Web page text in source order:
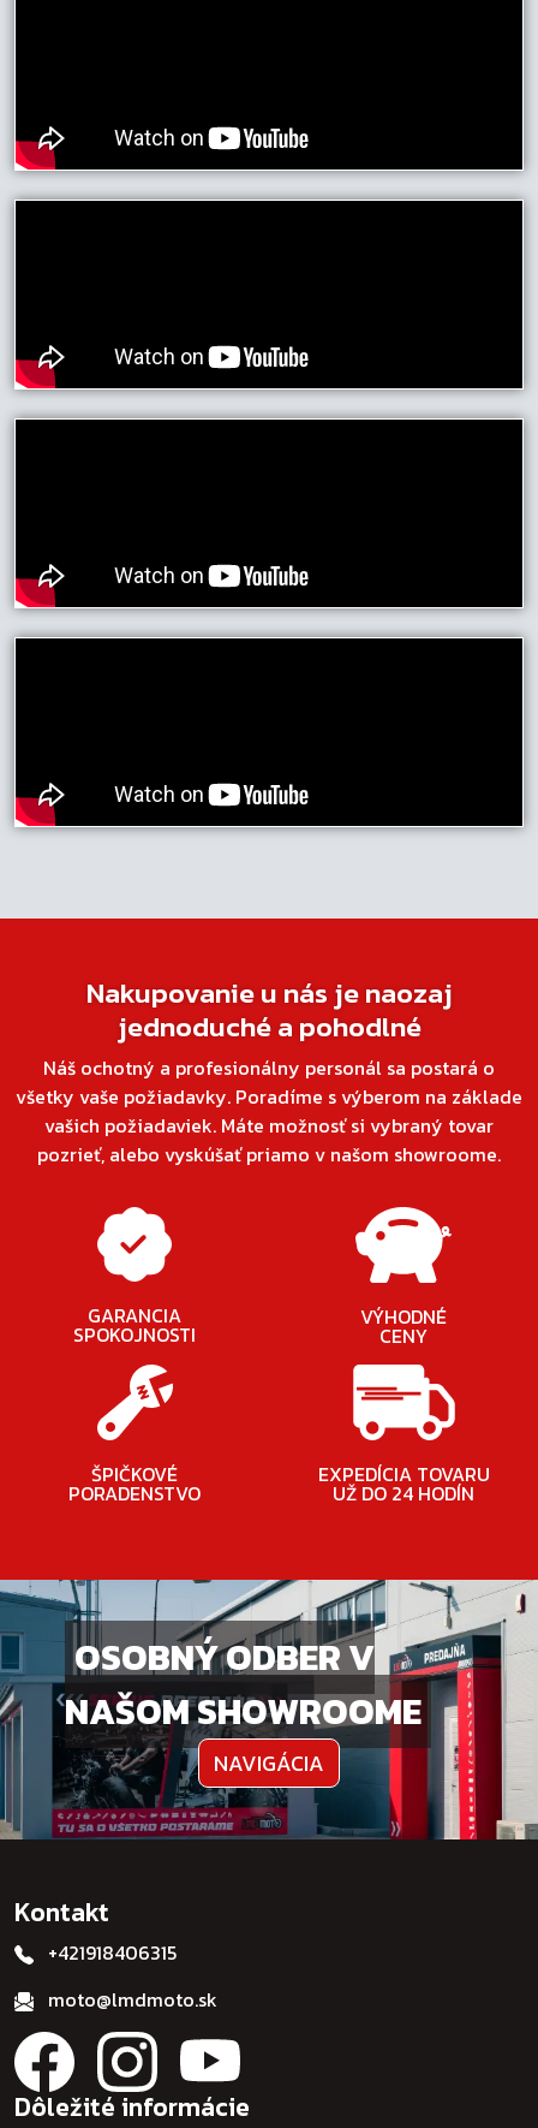
Nakupovanie u nás je naozaj
jednoduché a pohodlné
Náš ochotný a profesionálny personál sa postará o
všetky vaše požiadavky. Poradíme s výberom na základe
vašich požiadaviek. Máte možnosť si vybraný tovar
pozrieť, alebo vyskúšať priamo v našom showroome.
GARANCIA
SPOKOJNOSTI
VÝHODNÉ
CENY
ŠPIČKOVÉ
PORADENSTVO
EXPEDÍCIA TOVARU
UŽ DO 24 HODÍN
OSOBNÝ ODBER V
NAŠOM SHOWROOME
NAVIGÁCIA
Kontakt
+421918406315
moto@lmdmoto.sk
Dôležité informácie